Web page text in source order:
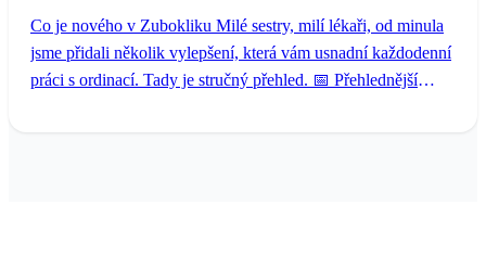
Co je nového v Zubokliku Milé sestry, milí lékaři, od minula
jsme přidali několik vylepšení, která vám usnadní každodenní
práci s ordinací. Tady je stručný přehled. 📅 Přehlednější